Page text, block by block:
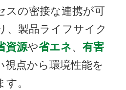
スの密接な連携が可
、製品ライフサイク
資源や省エネ、 有害
視点から環境性能を
。